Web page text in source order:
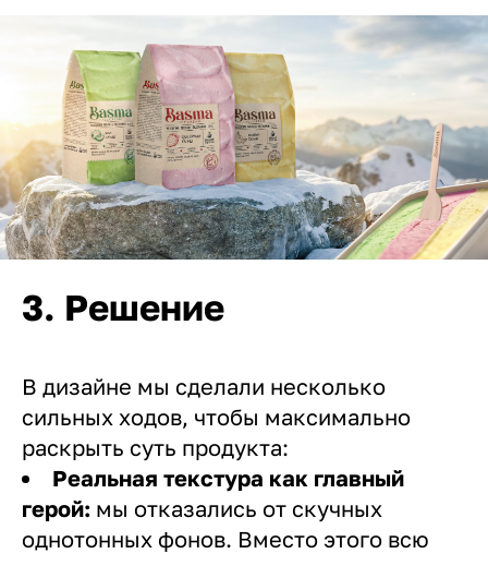
3. Решение
В дизайне мы сделали несколько
сильных ходов, чтобы максимально
раскрыть суть продукта:
Реальная текстура как главный
герой: мы отказались от скучных
однотонных фонов. Вместо этого всю